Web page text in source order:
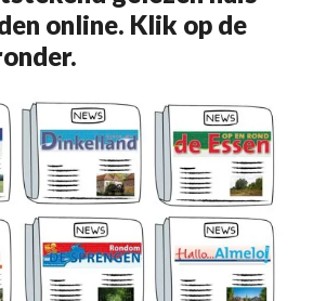
online. Klik op de